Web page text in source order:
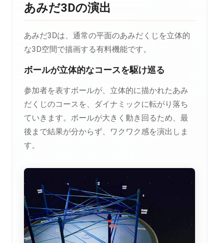
あみだ3Dの演出
あみだ3Dは、通常の平面のあみだくじを立体的
な3D空間で描画する有料機能です。
ボールが立体的なコースを駆け巡る
参加者を表すボールが、立体的に描かれたあみ
だくじのコースを、ダイナミックに転がり落ち
ていきます。ボールが大きく動き回るため、最
後まで結果が分からず、ワクワク感を演出しま
す。